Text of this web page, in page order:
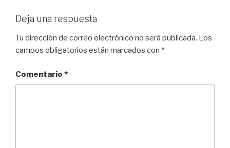
Deja una respuesta
Tu dirección de correo electrónico no será publicada. Los
campos obligatorios están marcados con *
Comentario *